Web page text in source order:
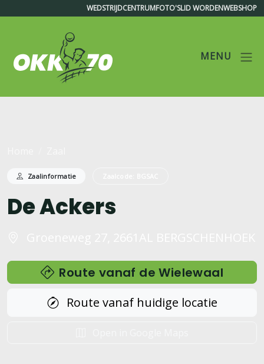
WEDSTRIJDCENTRUMFOTO'SLID WORDENWEBSHOP
OKK'70
MENU
Zaalinformatie
De Ackers
Route vanaf de Wielewaal
Route vanaf huidige locatie